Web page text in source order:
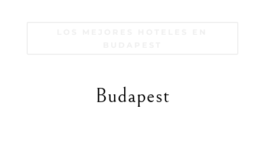
Budapest